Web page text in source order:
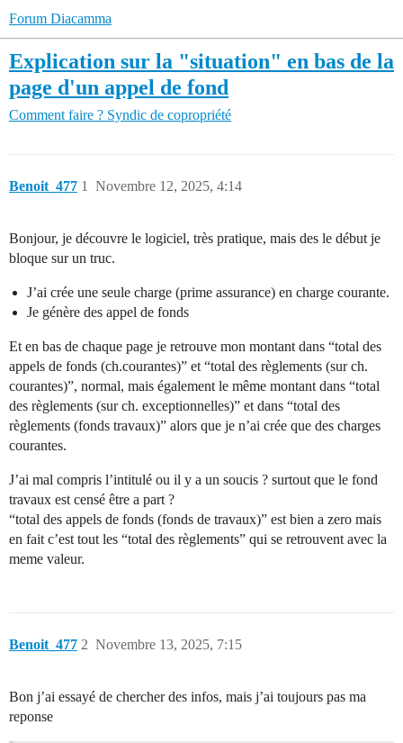
Forum Diacamma
Explication sur la "situation" en bas de la
page d'un appel de fond
Comment faire ? Syndic de copropriété
Benoit_477 Novembre 12, 2025, 4:14
1
Bonjour, je découvre le logiciel, très pratique, mais des le début je
bloque sur un truc.
J’ai crée une seule charge (prime assurance) en charge courante.
Je génère des appel de fonds
Et en bas de chaque page je retrouve mon montant dans “total des
appels de fonds (ch.courantes)” et “total des règlements (sur ch.
courantes)”, normal, mais également le même montant dans “total
des règlements (sur ch. exceptionnelles)” et dans “total des
règlements (fonds travaux)” alors que je n’ai crée que des charges
courantes.
J’ai mal compris l’intitulé ou il y a un soucis ? surtout que le fond
travaux est censé être a part ?
“total des appels de fonds (fonds de travaux)” est bien a zero mais
en fait c’est tout les “total des règlements” qui se retrouvent avec la
meme valeur.
Benoit_477 Novembre 13, 2025, 7:15
2
Bon j’ai essayé de chercher des infos, mais j’ai toujours pas ma
reponse